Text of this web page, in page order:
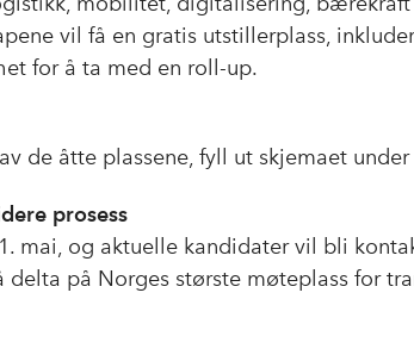
vil få en gratis utstillerplass,
for å ta med en roll-up.
de åtte plassene, fyll ut skjemaet
prosess
mai, og aktuelle kandidater vil bli
delta på Norges største møteplass for